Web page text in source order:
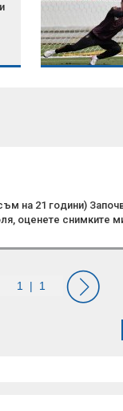
на 21 години)
оценете снимките